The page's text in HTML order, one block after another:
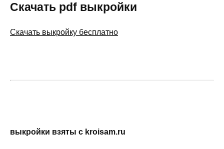
Скачать pdf выкройки
Скачать выкройку бесплатно
выкройки взяты с kroisam.ru